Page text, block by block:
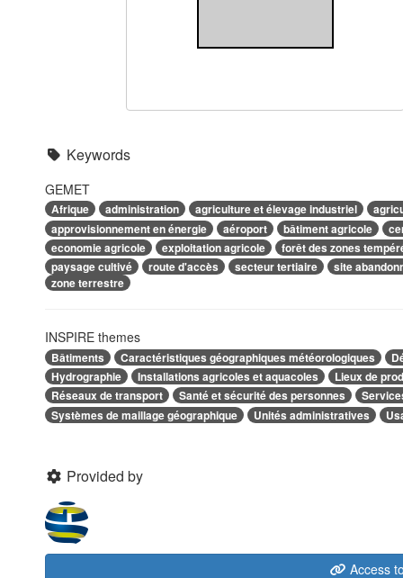
Keywords
GEMET
Afrique administration agriculture et élevage industriel
approvisionnement en énergie
aéroport bâtiment agricole
economie agricole
exploitation agricole
forêt des zones
paysage cultivé
route d'accès secteur tertiaire
site
zone terrestre
INSPIRE themes
Bâtiments Caractéristiques géographiques météorologiques
Hydrographie
Installations agricoles et aquacoles
Lieux de
Réseaux de transport
Santé et sécurité des personnes
Systèmes de maillage géographique
Unités administratives
Provided by
Access